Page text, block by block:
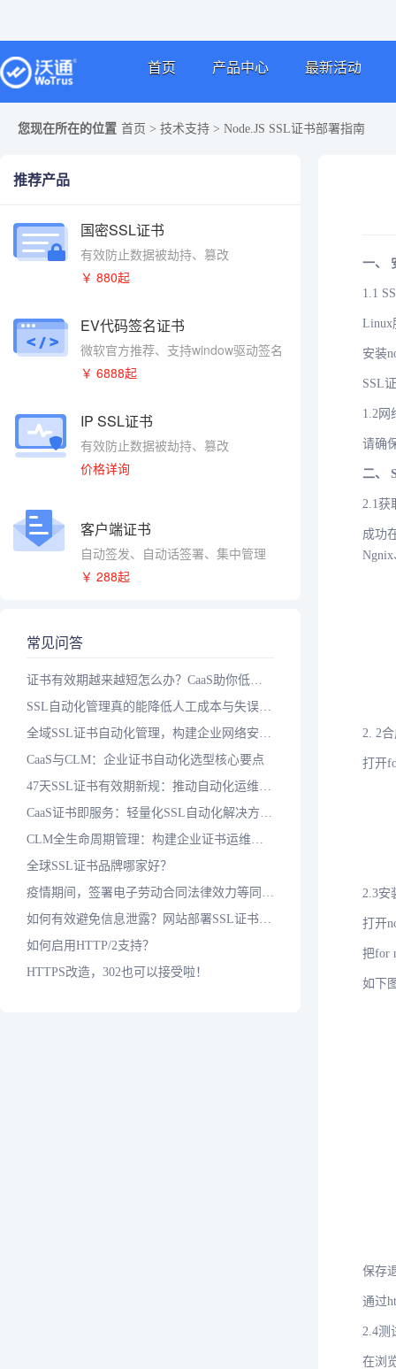
首页 产品中心 最新活动
您现在所在的位置 首页 > 技术支持 > Node.JS SSL证书部署指南
推荐产品
国密SSL证书
有效防止数据被劫持、篡改
￥ 880起
EV代码签名证书
微软官方推荐、支持window驱动签名
￥ 6888起
IP SSL证书
有效防止数据被劫持、篡改
价格详询
客户端证书
自动签发、自动话签署、集中管理
￥ 288起
常见问答
证书有效期越来越短怎么办？CaaS助你低成本实现自动化
SSL自动化管理真的能降低人工成本与失误率吗？落地三步走
全域SSL证书自动化管理，构建企业网络安全智能防护体系
CaaS与CLM：企业证书自动化选型核心要点
47天SSL证书有效期新规：推动自动化运维升级的关键一步
CaaS证书即服务：轻量化SSL自动化解决方案，应对短周期证书时代
CLM全生命周期管理：构建企业证书运维标准化防护体系
全球SSL证书品牌哪家好？
疫情期间，签署电子劳动合同法律效力等同于纸质合同吗？
如何有效避免信息泄露？网站部署SSL证书是基本保障
如何启用HTTP/2支持？
HTTPS改造，302也可以接受啦！
一、
1.1
Linux
安装
SSL
1.2网
请确
二、
2.1获
成功
2. 2
打开
2.3安
打开
把for
如下
保存
通过
2.4测
在浏